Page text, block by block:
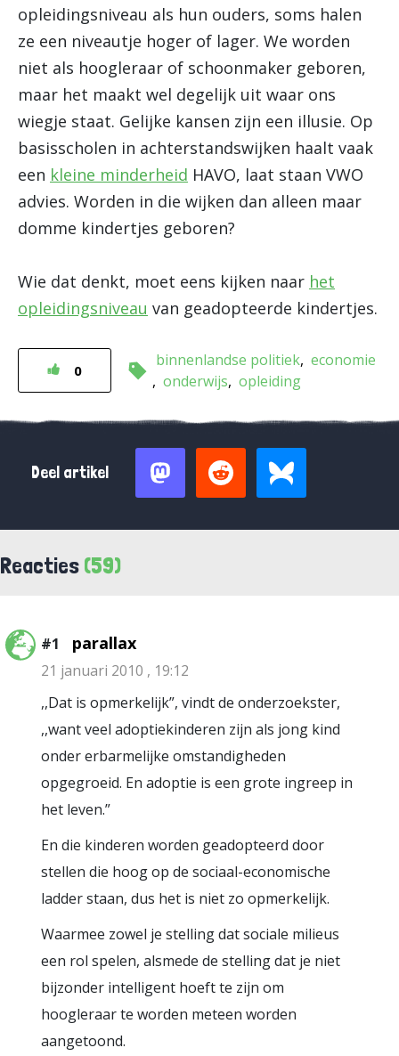
opleidingsniveau als hun ouders, soms halen
ze een niveautje hoger of lager. We worden
niet als hoogleraar of schoonmaker geboren,
maar het maakt wel degelijk uit waar ons
wiegje staat. Gelijke kansen zijn een illusie. Op
basisscholen in achterstandswijken haalt vaak
een kleine minderheid HAVO, laat staan VWO
advies. Worden in die wijken dan alleen maar
domme kindertjes geboren?
Wie dat denkt, moet eens kijken naar het
opleidingsniveau van geadopteerde kindertjes.
0
binnenlandse politiek economie
onderwijs opleiding
Deel artikel
Reacties (59)
#1 parallax
21 januari 2010 , 19:12
,,Dat is opmerkelijk”, vindt de onderzoekster,
,,want veel adoptiekinderen zijn als jong kind
onder erbarmelijke omstandigheden
opgegroeid. En adoptie is een grote ingreep in
het leven.”
En die kinderen worden geadopteerd door
stellen die hoog op de sociaal-economische
ladder staan, dus het is niet zo opmerkelijk.
Waarmee zowel je stelling dat sociale milieus
een rol spelen, alsmede de stelling dat je niet
bijzonder intelligent hoeft te zijn om
hoogleraar te worden meteen worden
aangetoond.